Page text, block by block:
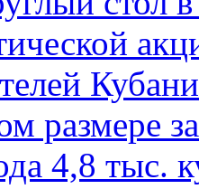
размере
4,8 тыс.